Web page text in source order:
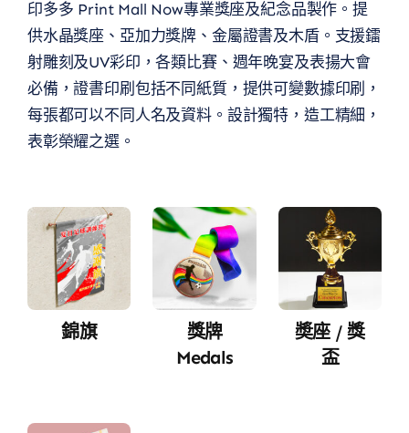
印多多 Print Mall Now專業獎座及紀念品製作。提
供水晶獎座、亞加力獎牌、金屬證書及木盾。支援鐳
射雕刻及UV彩印，各類比賽、週年晚宴及表揚大會
必備，證書印刷包括不同紙質，提供可變數據印刷，
每張都可以不同人名及資料。設計獨特，造工精細，
表彰榮耀之選。
錦旗
獎牌
Medals
奬座 / 獎
盃